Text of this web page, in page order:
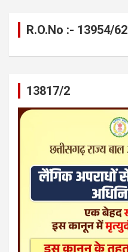
R.O.No :- 13954/62
13817/2